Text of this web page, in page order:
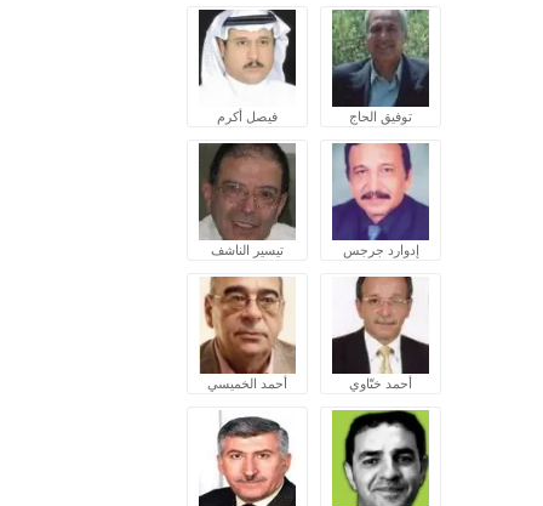
توفيق الحاج فيصل أكرم
إدوارد جرجس تيسير الناشف
أحمد ختّاوي أحمد الخميسي